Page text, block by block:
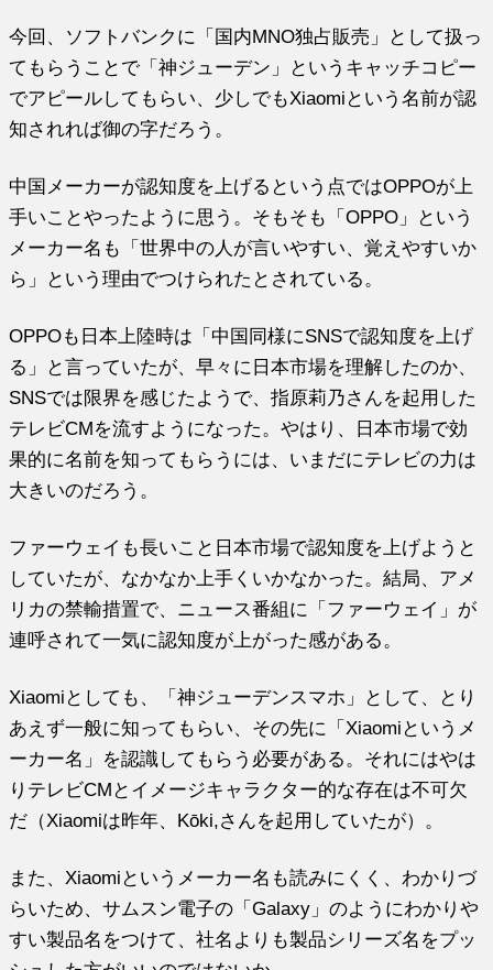
今回、ソフトバンクに「国内MNO独占販売」として扱っ
てもらうことで「神ジューデン」というキャッチコピー
でアピールしてもらい、少しでもXiaomiという名前が認
知されれば御の字だろう。
中国メーカーが認知度を上げるという点ではOPPOが上
手いことやったように思う。そもそも「OPPO」という
メーカー名も「世界中の人が言いやすい、覚えやすいか
ら」という理由でつけられたとされている。
OPPOも日本上陸時は「中国同様にSNSで認知度を上げ
る」と言っていたが、早々に日本市場を理解したのか、
SNSでは限界を感じたようで、指原莉乃さんを起用した
テレビCMを流すようになった。やはり、日本市場で効
果的に名前を知ってもらうには、いまだにテレビの力は
大きいのだろう。
ファーウェイも長いこと日本市場で認知度を上げようと
していたが、なかなか上手くいかなかった。結局、アメ
リカの禁輸措置で、ニュース番組に「ファーウェイ」が
連呼されて一気に認知度が上がった感がある。
Xiaomiとしても、「神ジューデンスマホ」として、とり
あえず一般に知ってもらい、その先に「Xiaomiというメ
ーカー名」を認識してもらう必要がある。それにはやは
りテレビCMとイメージキャラクター的な存在は不可欠
だ（Xiaomiは昨年、Kōki,さんを起用していたが）。
また、Xiaomiというメーカー名も読みにくく、わかりづ
らいため、サムスン電子の「Galaxy」のようにわかりや
すい製品名をつけて、社名よりも製品シリーズ名をプッ